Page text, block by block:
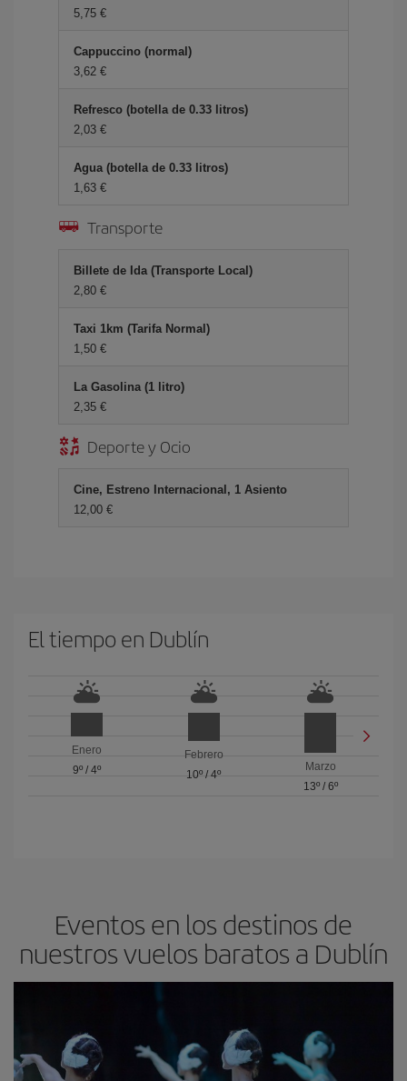
5,75 €
Cappuccino (normal)
3,62 €
Refresco (botella de 0.33 litros)
2,03 €
Agua (botella de 0.33 litros)
1,63 €
Transporte
Billete de Ida (Transporte Local)
2,80 €
Taxi 1km (Tarifa Normal)
1,50 €
La Gasolina (1 litro)
2,35 €
Deporte y Ocio
Cine, Estreno Internacional, 1 Asiento
12,00 €
El tiempo en Dublín
Enero
9º/ 4º
Febrero
10º / 4º
Marzo
13º/ 6º
Eventos en los destinos de
nuestros vuelos baratos a Dublín